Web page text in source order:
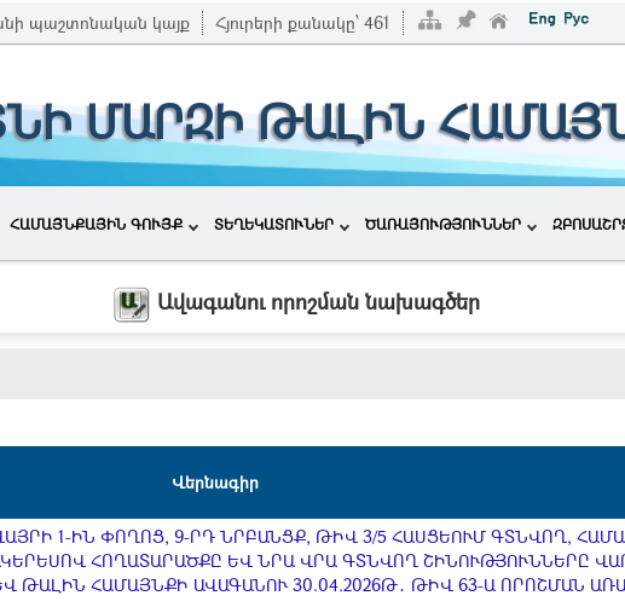
պաշտոնական կայք Հյուրերի քանակը՝ 461
ՄԱՐԶԻ ԹԱԼԻՆ
ՀԱՄԱՅՆՔԱՅԻՆ ԳՈՒՅՔ ՏԵՂԵԿԱՏՈՒՆԵՐ ԾԱՌԱՅՈՒԹՅՈՒՆՆԵՐ
Ավագանու որոշման նախագծեր
Վերնագիր
1-ԻՆ ՓՈՂՈՑ, 9-ՐԴ ՆՐԲԱՆՑՔ, ԹԻՎ 3/5 ՀԱՍՑԵՈՒՄ ԳՏՆՎՈՂ,
ՀՈՂԱՏԱՐԱԾՔԸ ԵՎ ՆՐԱ ՎՐԱ ԳՏՆՎՈՂ ՇԻՆՈՒԹՅՈՒՆՆԵՐԸ
ԹԱԼԻՆ ՀԱՄԱՅՆՔԻ ԱՎԱԳԱՆՈՒ 30.04.2026Թ․ ԹԻՎ 63-Ա ՈՐՈՇՄԱՆ